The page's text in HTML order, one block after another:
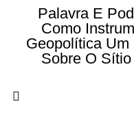
Palavra E
Como
Geopolítica
Sobre O